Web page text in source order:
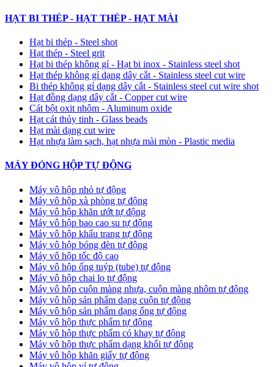
HẠT BI THÉP - HẠT THÉP - HẠT MÀI
Hạt bi thép - Steel shot
Hạt thép - Steel grit
Hạt bi thép không gỉ - Hạt bi inox - Stainless steel shot
Hạt thép không gỉ dạng dây cắt - Stainless steel cut wire
Bi thép không gỉ dạng dây cắt - Stainless steel cut wire shot
Hạt đồng dạng dây cắt - Copper cut wire
Cát bột oxit nhôm - Aluminum oxide
Hạt cát thủy tinh - Glass beads
Hạt mài dạng cut wire
Hạt nhựa làm sạch, hạt nhựa mài mòn - Plastic media
MÁY ĐÓNG HỘP TỰ ĐỘNG
Máy vô hộp nhỏ tự động
Máy vô hộp xà phòng tự động
Máy vô hộp khăn ướt tự động
Máy vô hộp bao cao su tự động
Máy vô hộp khẩu trang tự động
Máy vô hộp bóng đèn tự động
Máy vô hộp tốc độ cao
Máy vô hộp ống tuýp (tube) tự động
Máy vô hộp chai lọ tự động
Máy vô hộp cuộn màng nhựa, cuộn màng nhôm tự động
Máy vô hộp sản phẩm dạng cuộn tự động
Máy vô hộp sản phẩm dạng ống tự động
Máy vô hộp thực phẩm tự động
Máy vô hộp thực phẩm có khay tự động
Máy vô hộp thực phẩm dạng khối tự động
Máy vô hộp khăn giấy tự động